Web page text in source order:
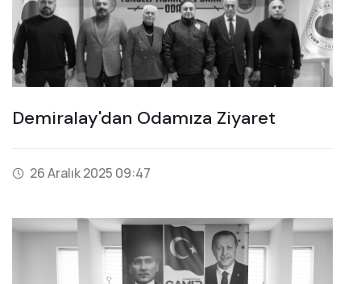
Demiralay'dan Odamıza Ziyaret
26 Aralık 2025 09:47